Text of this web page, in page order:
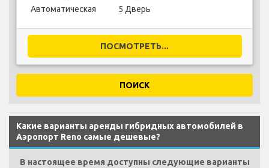
Автоматическая 5 Дверь
ПОСМОТРЕТЬ...
ПОИСК
Какие варианты аренды гибридных автомобилей в
Аэропорт Reno самые дешевые?
В настоящее время доступны следующие варианты